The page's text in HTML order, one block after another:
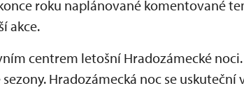
roku naplánované komentované
akce.
centrem letošní Hradozámecké
Hradozámecká noc se uskuteční